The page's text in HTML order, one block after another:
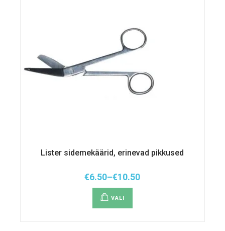
Lister sidemekäärid, erinevad pikkused
€6.50–€10.50
Hinnavahemik:
€6.50
kuni
€10.50
VALI
mitu